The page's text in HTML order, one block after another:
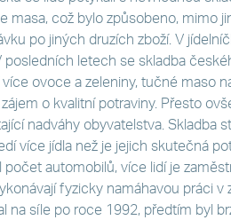
masa, což bylo způsobeno, mimo
po jiných druzích zboží. V
posledních letech se skladba
ovoce a zeleniny, tučné maso
o kvalitní potraviny. Přesto
nadváhy obyvatelstva. Skladba
více jídla než je jejich skutečná
počet automobilů, více lidí je
fyzicky namáhavou práci v
na síle po roce 1992, předtím byl